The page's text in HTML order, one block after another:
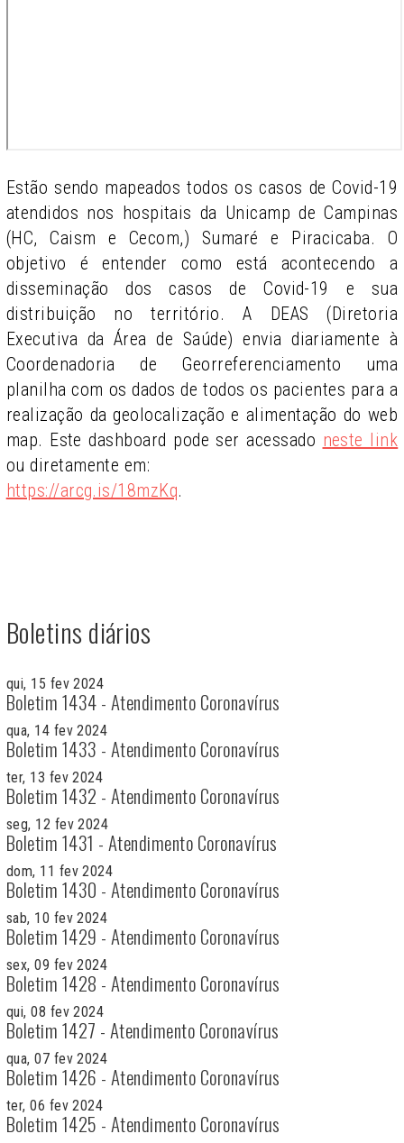
Estão sendo mapeados todos os casos de Covid-19
atendidos nos hospitais da Unicamp de Campinas
(HC, Caism e Cecom,) Sumaré e Piracicaba. O
objetivo é entender como está acontecendo a
disseminação dos casos de Covid-19 e sua
distribuição no território. A DEAS (Diretoria
Executiva da Área de Saúde) envia diariamente à
Coordenadoria de Georreferenciamento uma
planilha com os dados de todos os pacientes para a
realização da geolocalização e alimentação do web
map. Este dashboard pode ser acessado neste link
ou diretamente em:
https://arcg.is/18mzKq.
Boletins diários
qui, 15 fev 2024
Boletim 1434 - Atendimento Coronavírus
qua, 14 fev 2024
Boletim 1433 - Atendimento Coronavírus
ter, 13 fev 2024
Boletim 1432 - Atendimento Coronavírus
seg, 12 fev 2024
Boletim 1431 - Atendimento Coronavírus
dom, 11 fev 2024
Boletim 1430 - Atendimento Coronavírus
sab, 10 fev 2024
Boletim 1429 - Atendimento Coronavírus
sex, 09 fev 2024
Boletim 1428 - Atendimento Coronavírus
qui, 08 fev 2024
Boletim 1427 - Atendimento Coronavírus
qua, 07 fev 2024
Boletim 1426 - Atendimento Coronavírus
ter, 06 fev 2024
Boletim 1425 - Atendimento Coronavírus